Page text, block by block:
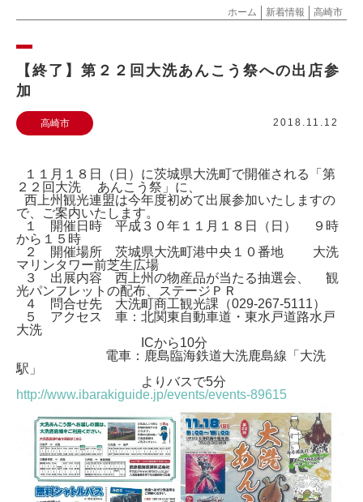
ホーム 新着情報 高崎市
【終了】第２２回大洗あんこう祭への出店参
加
2018.11.12
高崎市
１１月１８日（日）に茨城県大洗町で開催される「第
２２回大洗
あんこう祭」に、
西上州観光連盟は今年度初めて出展参加いたしますの
で、ご案内いたします。
１ 開催日時 平成３０年１１月１８日（日）
９時
から１５時
２ 開催場所 茨城県大洗町港中央１０番地
大洗
マリンタワー前芝生広場
３ 出展内容 西上州の物産品が当たる抽選会、
観
光パンフレットの配布、ステージＰＲ
４ 問合せ先 大洗町商工観光課（029-267-5111）
５ アクセス 車：北関東自動車道・東水戸道路水戸
大洗
ICから10分
電車：鹿島臨海鉄道大洗鹿島線「大洗
駅」
よりバスで5分
http://www.ibarakiguide.jp/events/events-89615